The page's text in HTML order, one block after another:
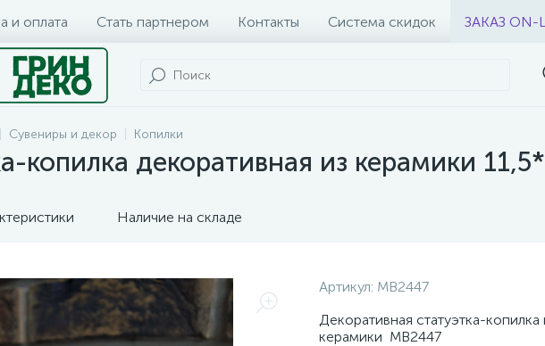
и оплата Стать партнером Контакты Система скидок ЗАКАЗ ON-
Сувениры и декор Копилки
копилка декоративная из керамики
Наличие на складе
Артикул: MB2447
Декоративная статуэтка-копилка
керамики MB2447